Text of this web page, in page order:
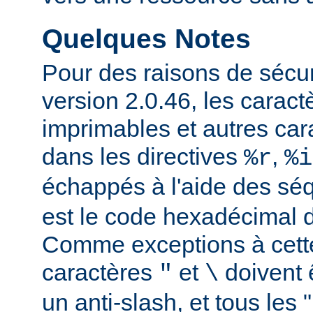
Quelques Notes
Pour des raisons de
version 2.0.46, les
imprimables et autres
dans les directives %r, %i
échappés à l'aide des
est le code hexadécimal
Comme exceptions à
caractères " et \ doivent
un anti-slash, et tous les